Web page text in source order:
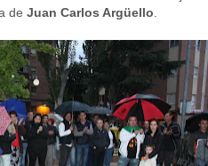
de Juan Carlos Argüello.